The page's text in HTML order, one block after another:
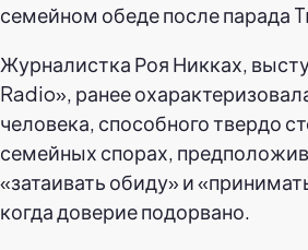
семейном обеде после парада
Журналистка Роя Никках,
Radio», ранее
человека, способного твердо
семейных спорах,
«затаивать обиду» и
когда доверие подорвано.